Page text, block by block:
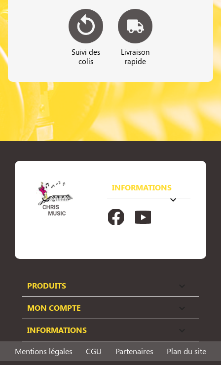
Suivi des
colis
Livraison
rapide
INFORMATIONS
keyboard_arrow_down
FacebookYouTube
PRODUITS
MON COMPTE
INFORMATIONS
Mentions légales CGU Partenaires Plan du site